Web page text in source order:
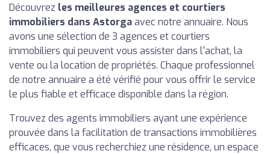
Découvrez les meilleures agences et courtiers
immobiliers dans Astorgaavec notre annuaire. Nous
avons une sélection de 3 agences et courtiers
immobiliers qui peuvent vous assister dans l'achat, la
vente ou la location de propriétés. Chaque professionnel
de notre annuaire a été vérifié pour vous offrir le service
le plus fiable et efficace disponible dans la région.
Trouvez des agents immobiliers ayant une expérience
prouvée dans la facilitation de transactions immobilières
efficaces, que vous recherchiez une résidence, un espace